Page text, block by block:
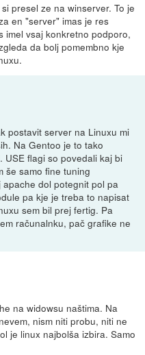
presel ze na winserver. To je
en "server" imas je res
imel vsaj konkretno podporo,
da bolj pomembno kje
postavit server na Linuxu mi
Na Gentoo je to tako
USE flagi so povedali kaj bi
še samo fine tuning
dol potegnit pol pa
pa kje je treba to napisat
sem bil prej fertig. Pa
računalnku, pač grafike ne
na widowsu naštima. Na
nism niti probu, niti ne
je linux najbolša izbira. Samo